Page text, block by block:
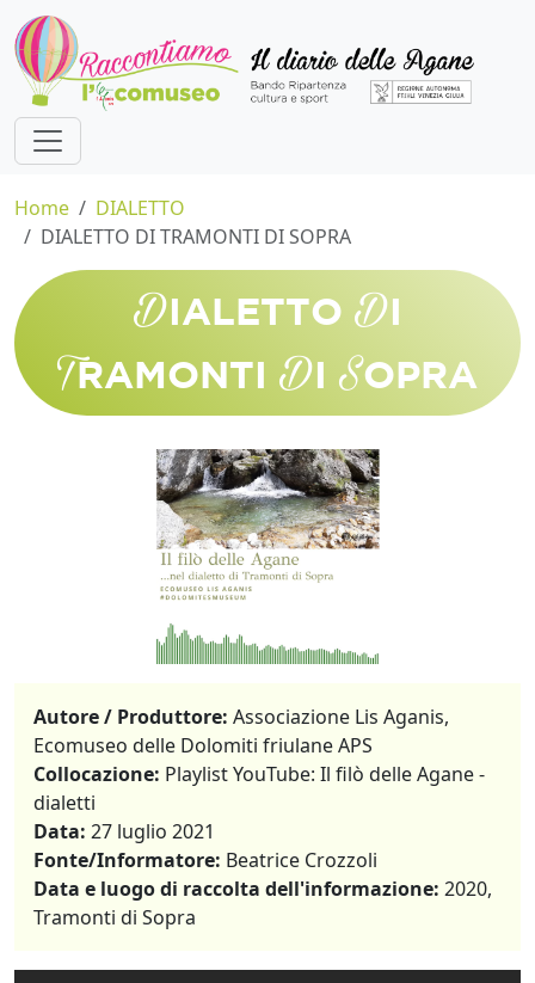
Home
DIALETTO
DIALETTO DI TRAMONTI DI SOPRA
D IALETTO D
T RAMONTI D SOPRA
Autore / Produttore: Associazione Lis Aganis,
Ecomuseo delle Dolomiti friulane APS
Collocazione: Playlist YouTube: Il filò delle Agane -
dialetti
Data: 27 luglio 2021
Fonte/Informatore: Beatrice Crozzoli
Data e luogo di raccolta dell'informazione: 2020,
Tramonti di Sopra